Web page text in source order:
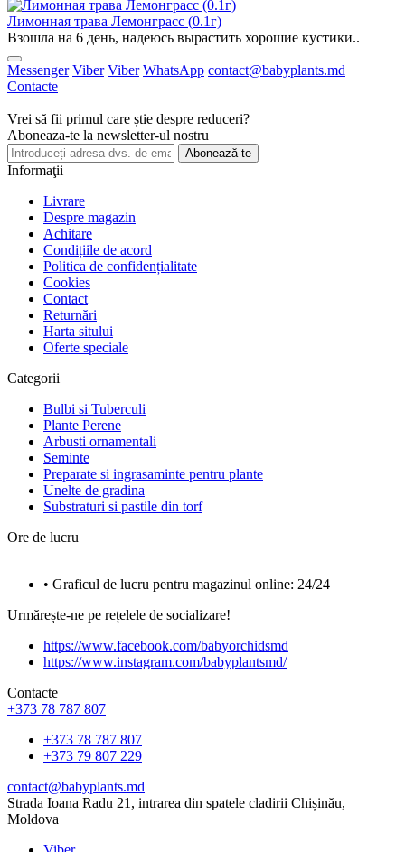
Лимонная трава Лемонграсс (0.1г)
Взошла на 6 день, надеюсь вырастить хорошие кустики..
Messenger Viber Viber WhatsApp contact@babyplants.md
Contacte
Vrei să fii primul care știe despre reduceri?
Aboneaza-te la newsletter-ul nostru
Abonează-te
Informaţii
Livrare
Despre magazin
Achitare
Condițiile de acord
Politica de confidențialitate
Cookies
Contact
Returnări
Harta sitului
Oferte speciale
Categorii
Bulbi si Tuberculi
Plante Perene
Arbusti ornamentali
Seminte
Preparate si ingrasaminte pentru plante
Unelte de gradina
Substraturi si pastile din torf
Ore de lucru
• Graficul de lucru pentru magazinul online: 24/24
Urmărește-ne pe rețelele de socializare!
https://www.facebook.com/babyorchidsmd
https://www.instagram.com/babyplantsmd/
Contacte
+373 78 787 807
+373 78 787 807
+373 79 807 229
contact@babyplants.md
Strada Ioana Radu 21, intrarea din spatele cladirii Chișinău,
Moldova